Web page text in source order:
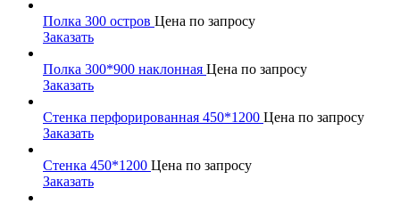
Полка 300 остров Цена по запросу
Заказать
Полка 300*900 наклонная Цена по запросу
Заказать
Стенка перфорированная 450*1200 Цена по запросу
Заказать
Стенка 450*1200 Цена по запросу
Заказать